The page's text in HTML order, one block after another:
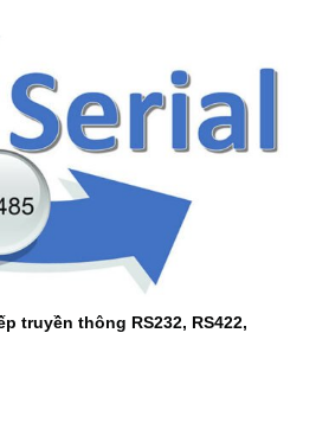
truyền thông RS232, RS422,